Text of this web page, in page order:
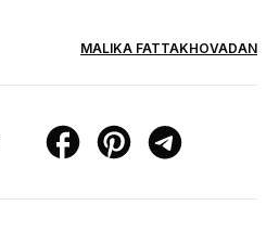
MALIKA FATTAKHOVADAN